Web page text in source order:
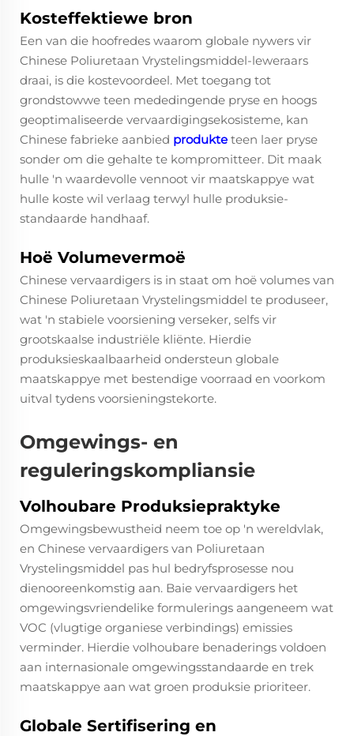
Kosteffektiewe bron
Een van die hoofredes waarom globale nywers vir
Chinese Poliuretaan Vrystelingsmiddel-leweraars
draai, is die kostevoordeel. Met toegang tot
grondstowwe teen mededingende pryse en hoogs
geoptimaliseerde vervaardigingsekosisteme, kan
Chinese fabrieke aanbied produkte teen laer pryse
sonder om die gehalte te kompromitteer. Dit maak
hulle 'n waardevolle vennoot vir maatskappye wat
hulle koste wil verlaag terwyl hulle produksie-
standaarde handhaaf.
Hoë Volumevermoë
Chinese vervaardigers is in staat om hoë volumes van
Chinese Poliuretaan Vrystelingsmiddel te produseer,
wat 'n stabiele voorsiening verseker, selfs vir
grootskaalse industriële kliënte. Hierdie
produksieskaalbaarheid ondersteun globale
maatskappye met bestendige voorraad en voorkom
uitval tydens voorsieningstekorte.
Omgewings- en
reguleringskompliansie
Volhoubare Produksiepraktyke
Omgewingsbewustheid neem toe op 'n wereldvlak,
en Chinese vervaardigers van Poliuretaan
Vrystelingsmiddel pas hul bedryfsprosesse nou
dienooreenkomstig aan. Baie vervaardigers het
omgewingsvriendelike formulerings aangeneem wat
VOC (vlugtige organiese verbindings) emissies
verminder. Hierdie volhoubare benaderings voldoen
aan internasionale omgewingsstandaarde en trek
maatskappye aan wat groen produksie prioriteer.
Globale Sertifisering en